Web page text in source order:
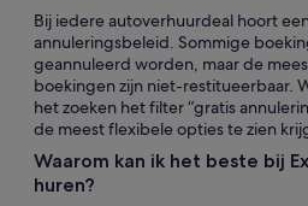
Bij iedere autoverhuurdeal hoort
annuleringsbeleid. Sommige
geannuleerd worden, maar de
boekingen zijn niet-restitueerbaar.
het zoeken het filter “gratis
de meest flexibele opties te zien
Waarom kan ik het beste bij
huren?